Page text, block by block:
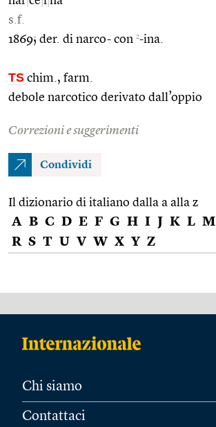
s.f.
1869; der. di narco- con 2-ina.
TS chim., farm.
debole narcotico derivato dall’oppio
Correzioni e suggerimenti
Condividi
Il dizionario di italiano dalla a alla z
A B C D E F G H I J K L M
R S T U V W X Y Z
Chi siamo
Contattaci